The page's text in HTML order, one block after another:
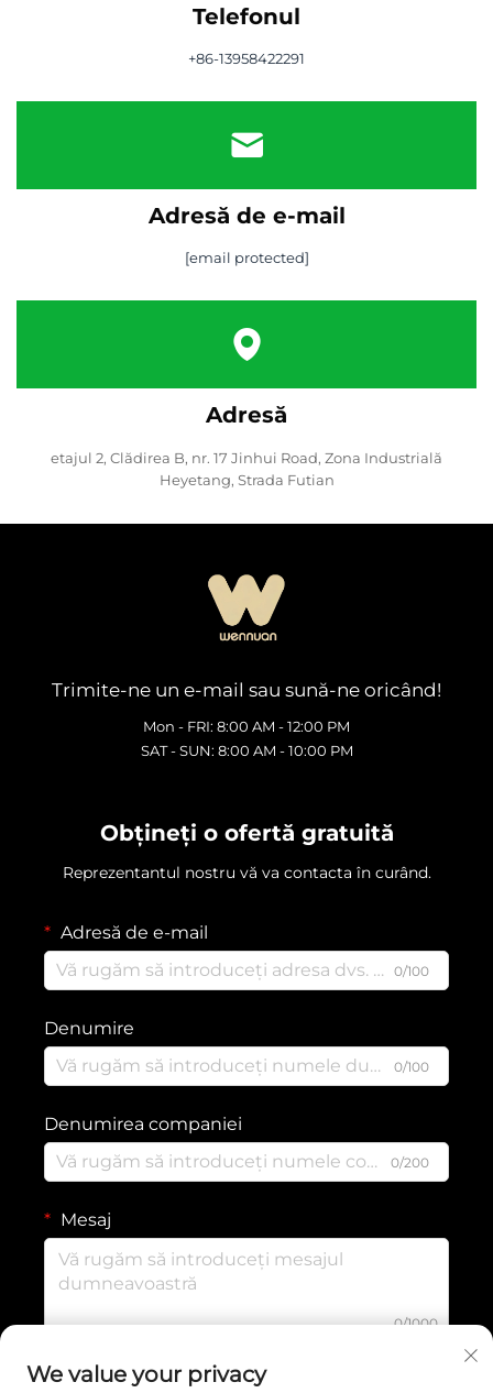
Telefonul
+86-13958422291
Adresă de e-mail
[email protected]
Adresă
etajul 2, Clădirea B, nr. 17 Jinhui Road, Zona Industrială
Heyetang, Strada Futian
Trimite-ne un e-mail sau sună-ne oricând!
Mon - FRI: 8:00 AM - 12:00 PM
SAT - SUN: 8:00 AM - 10:00 PM
Obțineți o ofertă gratuită
Reprezentantul nostru vă va contacta în curând.
Adresă de e-mail
0/100
Denumire
0/100
Denumirea companiei
0/200
Mesaj
0/1000
We value your privacy